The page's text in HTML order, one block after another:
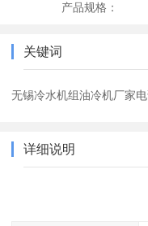
产品规格：
关键词
无锡冷水机组油冷机厂家
详细说明